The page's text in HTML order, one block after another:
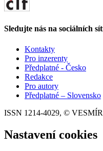
Sledujte nás na sociálních
Kontakty
Pro inzerenty
Předplatné - Česko
Redakce
Pro autory
Předplatné – Slovensko
ISSN 1214-4029, ©
Nastavení cookies